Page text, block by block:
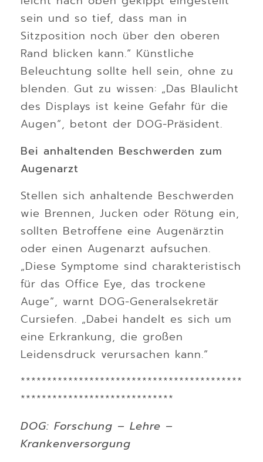
sein und so tief, dass man in
Sitzposition noch über den oberen
Rand blicken kann.“ Künstliche
Beleuchtung sollte hell sein, ohne zu
blenden. Gut zu wissen: „Das Blaulicht
des Displays ist keine Gefahr für die
Augen“, betont der DOG-Präsident.
Bei anhaltenden Beschwerden zum
Augenarzt
Stellen sich anhaltende Beschwerden
wie Brennen, Jucken oder Rötung ein,
sollten Betroffene eine Augenärztin
oder einen Augenarzt aufsuchen.
„Diese Symptome sind charakteristisch
für das Office Eye, das trockene
Auge“, warnt DOG-Generalsekretär
Cursiefen. „Dabei handelt es sich um
eine Erkrankung, die großen
Leidensdruck verursachen kann.“
******************************************
*****************************
DOG: Forschung – Lehre –
Krankenversorgung